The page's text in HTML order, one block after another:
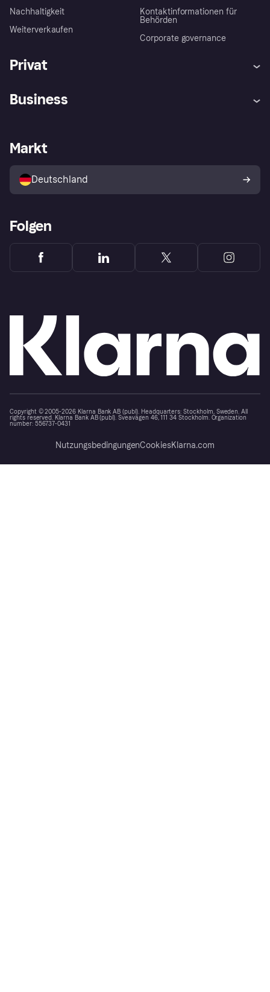
Nachhaltigkeit
Weiterverkaufen
Kontaktinformationen für
Behörden
Corporate governance
Privat
Klarna App
Shops entdecken
Käuferschutzrichtlinie
Dein Widerrufsrecht
Business
Händlerportal
Markt
Deutschland
Folgen
Copyright © 2005-2026 Klarna Bank AB (publ). Headquarters: Stockholm, Sweden. All
rights reserved. Klarna Bank AB (publ). Sveavägen 46, 111 34 Stockholm. Organization
number: 556737-0431
NutzungsbedingungenCookiesKlarna.com